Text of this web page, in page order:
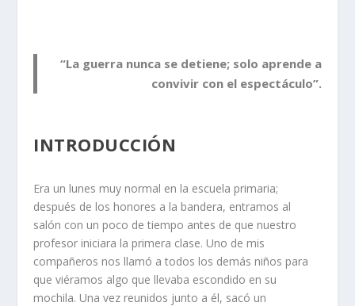
“La guerra nunca se detiene; solo aprende a
convivir con el espectáculo”.
INTRODUCCIÓN
Era un lunes muy normal en la escuela primaria;
después de los honores a la bandera, entramos al
salón con un poco de tiempo antes de que nuestro
profesor iniciara la primera clase. Uno de mis
compañeros nos llamó a todos los demás niños para
que viéramos algo que llevaba escondido en su
mochila. Una vez reunidos junto a él, sacó un